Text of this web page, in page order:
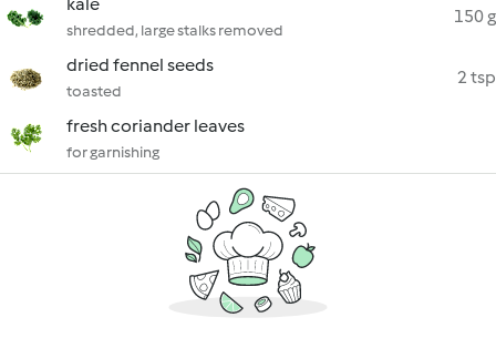
shredded, large stalks removed
150 g
dried fennel seeds
toasted
2 tsp
fresh coriander leaves
for garnishing